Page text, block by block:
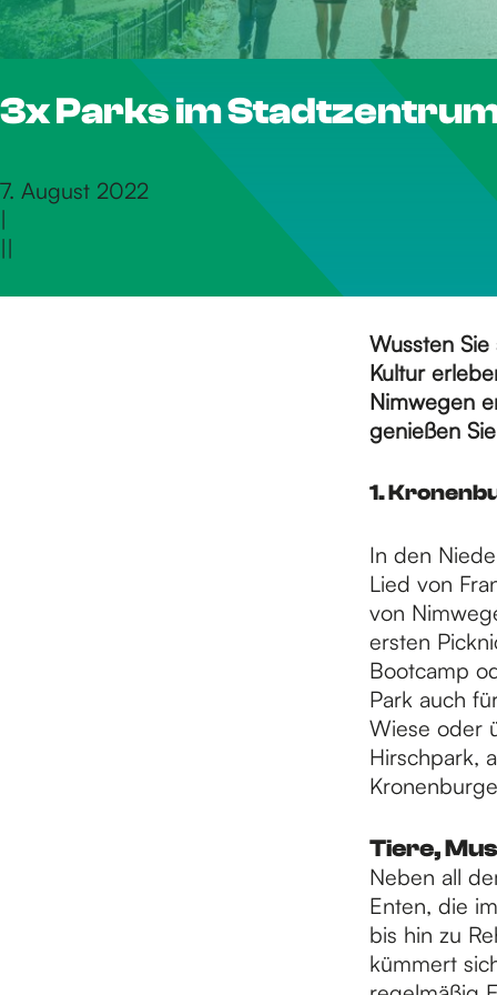
3x Parks im
7. August 2022
|
||
Wussten
Kultur
Nimwegen
genießen
1.
In den
Lied von
von
ersten
Bootcamp
Park auch
Wiese oder
Hirschpark,
Tiere,
Neben all
Enten, die
bis hin zu
kümmert